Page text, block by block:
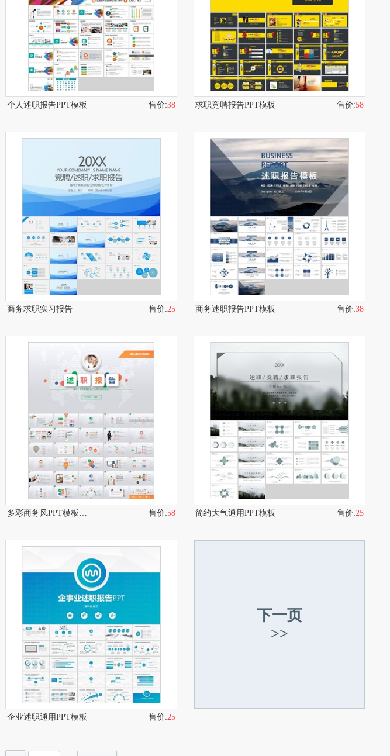
个人述职报告PPT模板 售价:38 求职竞聘报告PPT模板 售价:58
商务求职实习报告 售价:25 商务述职报告PPT模板 售价:38
多彩商务风PPT模板展示 售价:58 简约大气通用PPT模板 售价:25
企业述职通用PPT模板 售价:25
下一页
>>